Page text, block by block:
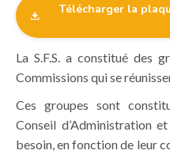
Télécharger la
La S.F.S. a constitué des
Commissions qui se
Ces groupes sont
Conseil d’Administration
besoin, en fonction de leur